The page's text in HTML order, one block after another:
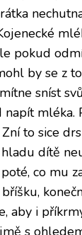
pokud
by se z
sníst
mléka.
to sice
dítě
co mu
aby i
s